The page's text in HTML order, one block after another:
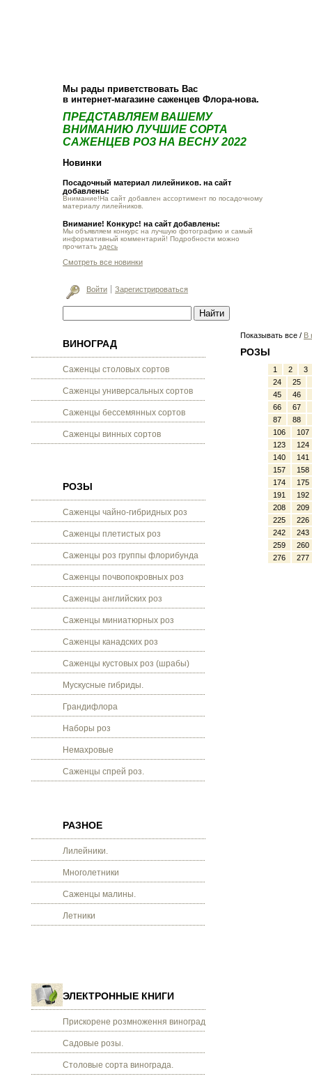
Мы рады приветствовать Вас
в интернет-магазине саженцев Флора-нова.
ПРЕДСТАВЛЯЕМ ВАШЕМУ
ВНИМАНИЮ ЛУЧШИЕ СОРТА
САЖЕНЦЕВ РОЗ НА ВЕСНУ 2022
Новинки
Посадочный материал лилейников. на сайт
добавлены:
Внимание!На сайт добавлен ассортимент по посадочному
материалу лилейников.
Внимание! Конкурс! на сайт добавлены:
Мы объявляем конкурс на лучшую фотографию и самый
информативный комментарий! Подробности можно
прочитать здесь
Смотреть все новинки
Войти Зарегистрироваться
ВИНОГРАД
Саженцы столовых сортов
Саженцы универсальных сортов
Саженцы бессемянных сортов
Саженцы винных сортов
РОЗЫ
Саженцы чайно-гибридных роз
Саженцы плетистых роз
Саженцы роз группы флорибунда
Саженцы почвопокровных роз
Саженцы английских роз
Саженцы миниатюрных роз
Саженцы канадских роз
Саженцы кустовых роз (шрабы)
Мускусные гибриды.
Грандифлора
Наборы роз
Немахровые
Саженцы спрей роз.
РАЗНОЕ
Лилейники.
Многолетники
Саженцы малины.
Летники
ЭЛЕКТРОННЫЕ КНИГИ
Прискорене розмноження винограду.
Садовые розы.
Столовые сорта винограда.
Показывать все / В
РОЗЫ
1 2
3
24
25
45
46
66
67
87
88
106
107
123
124
140
141
157
158
174
175
191
192
208
209
225
226
242
243
259
260
276
277